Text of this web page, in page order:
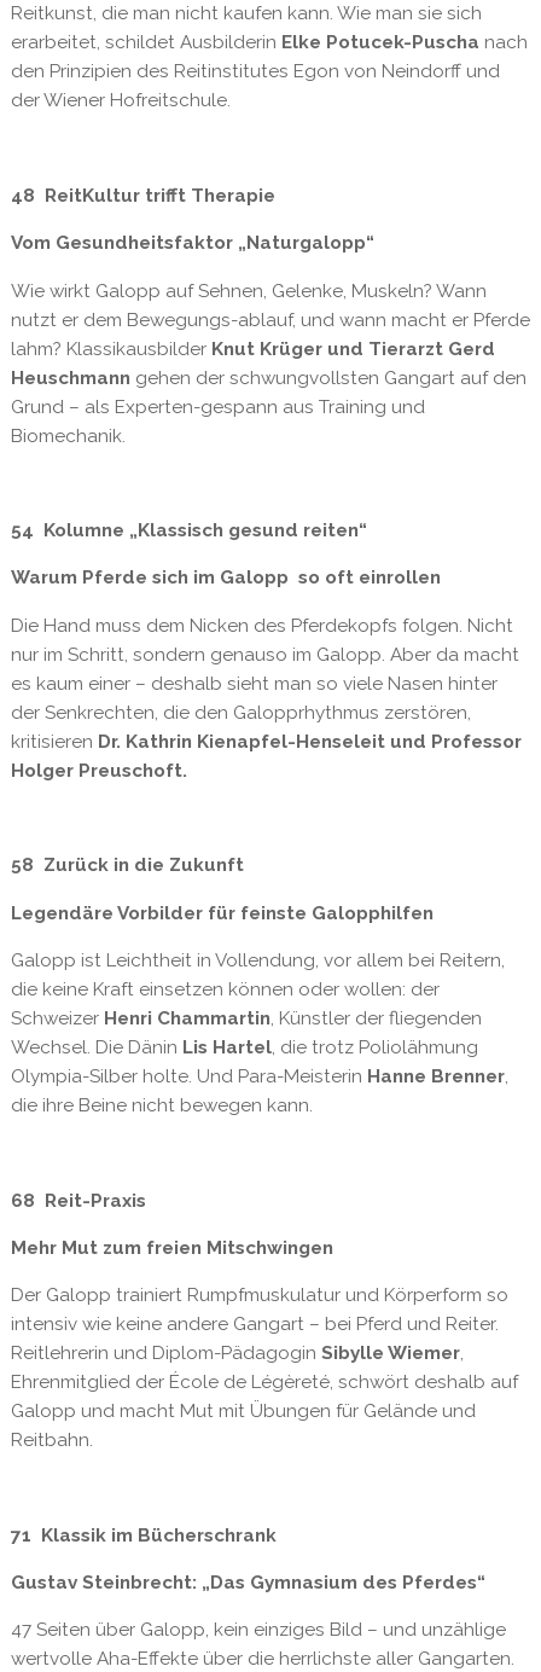
Reitkunst, die man nicht kaufen kann. Wie man sie sich
erarbeitet, schildet Ausbilderin Elke Potucek-Puscha nach
den Prinzipien des Reitinstitutes Egon von Neindorff und
der Wiener Hofreitschule.
48 ReitKultur trifft Therapie
Vom Gesundheitsfaktor „Naturgalopp“
Wie wirkt Galopp auf Sehnen, Gelenke, Muskeln? Wann
nutzt er dem Bewegungs-ablauf, und wann macht er Pferde
lahm? Klassikausbilder Knut Krüger und Tierarzt Gerd
Heuschmann gehen der schwungvollsten Gangart auf den
Grund – als Experten-gespann aus Training und
Biomechanik.
54 Kolumne „Klassisch gesund reiten“
Warum Pferde sich im Galopp so oft einrollen
Die Hand muss dem Nicken des Pferdekopfs folgen. Nicht
nur im Schritt, sondern genauso im Galopp. Aber da macht
es kaum einer – deshalb sieht man so viele Nasen hinter
der Senkrechten, die den Galopprhythmus zerstören,
kritisieren Dr. Kathrin Kienapfel-Henseleit und Professor
Holger Preuschoft.
58 Zurück in die Zukunft
Legendäre Vorbilder für feinste Galopphilfen
Galopp ist Leichtheit in Vollendung, vor allem bei Reitern,
die keine Kraft einsetzen können oder wollen: der
Schweizer Henri Chammartin, Künstler der fliegenden
Wechsel. Die Dänin Lis Hartel, die trotz Poliolähmung
Olympia-Silber holte. Und Para-Meisterin Hanne Brenner,
die ihre Beine nicht bewegen kann.
68 Reit-Praxis
Mehr Mut zum freien Mitschwingen
Der Galopp trainiert Rumpfmuskulatur und Körperform so
intensiv wie keine andere Gangart – bei Pferd und Reiter.
Reitlehrerin und Diplom-Pädagogin Sibylle Wiemer,
Ehrenmitglied der École de Légèreté, schwört deshalb auf
Galopp und macht Mut mit Übungen für Gelände und
Reitbahn.
71 Klassik im Bücherschrank
Gustav Steinbrecht: „Das Gymnasium des Pferdes“
47 Seiten über Galopp, kein einziges Bild – und unzählige
wertvolle Aha-Effekte über die herrlichste aller Gangarten.